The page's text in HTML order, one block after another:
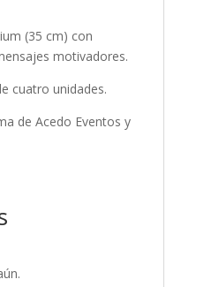
(35 cm) con
motivadores.
cuatro unidades.
de Acedo Eventos y